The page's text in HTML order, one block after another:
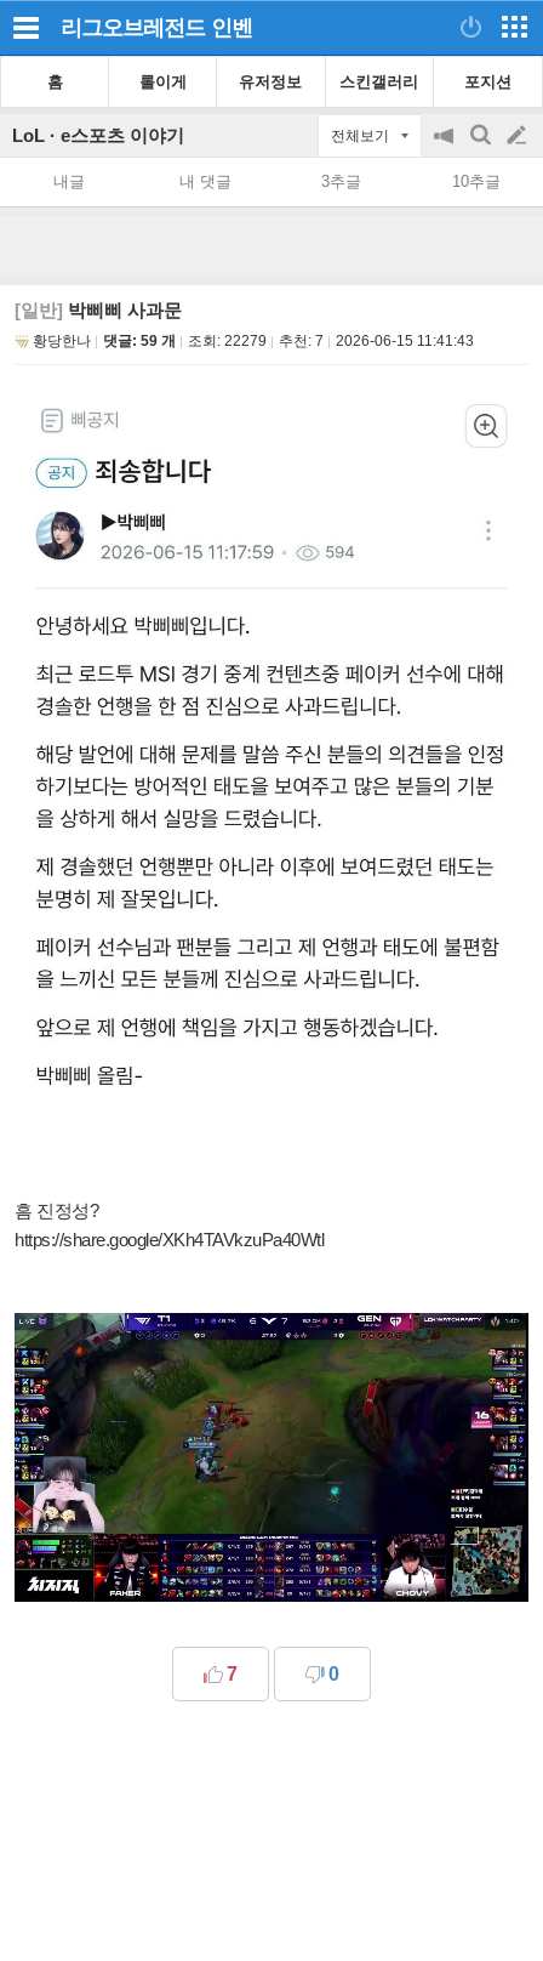
리그오브레전드 인벤
홈 롤이게 유저정보 스킨갤러리 포지션
LoL · e스포츠 이야기 전체보기
공
지
on/off
검
색
글
쓰
내글 내 댓글 3추글 10추글
[일반] 박삐삐 사과문
황당한나 댓글: 59 개 조회: 22279 추천: 7 2026-06-15 11:41:43
흠 진정성?
https://share.google/XKh4TAVkzuPa40Wtl
7 0